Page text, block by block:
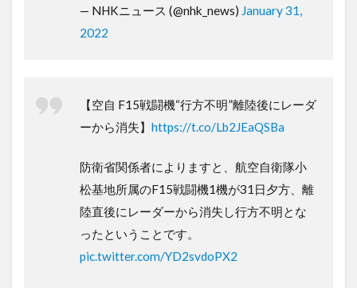
— NHKニュース (@nhk_news) January 31,
2022
【空自 F15戦闘機“行方不明”離陸後にレーダ
ーから消失】 https://t.co/Lb2JEaQSBa
防衛省関係者によりますと、航空自衛隊小
松基地所属のF15戦闘機1機が31日夕方、離
陸直後にレーダーから消失し行方不明とな
ったということです。
pic.twitter.com/YD2svdoPX2